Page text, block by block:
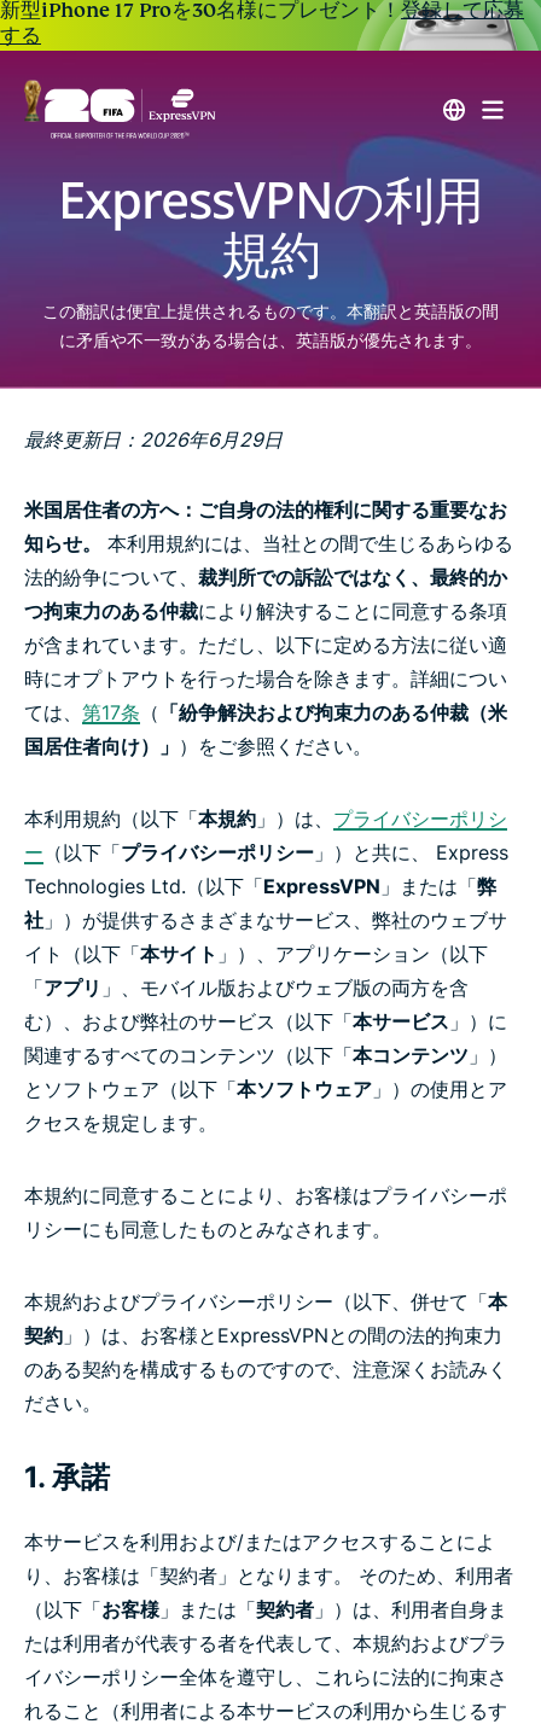
新型iPhone 17 Proを30名様にプレゼント！登録して応募
する
ExpressVPNの利用
規約
この翻訳は便宜上提供されるものです。本翻訳と英語版の間
に矛盾や不一致がある場合は、英語版が優先されます。
最終更新日：2026年6月29日
米国居住者の方へ：ご自身の法的権利に関する重要なお
知らせ。
本利用規約には、当社との間で生じるあらゆる
法的紛争について、 裁判所での訴訟ではなく、最終的か
つ拘束力のある仲裁により解決することに同意する条項
が含まれています。ただし、以下に定める方法に従い適
時にオプトアウトを行った場合を除きます。詳細につい
ては、 第17条 （ 「紛争解決および拘束力のある仲裁（米
国居住者向け）」 ）をご参照ください。
本利用規約（以下「本規約 」）は、 プライバシーポリシ
ー （以下「プライバシーポリシー 」）と共に、 Express
Technologies Ltd.（以下「ExpressVPN 」または「弊
社 」）が提供するさまざまなサービス、弊社のウェブサ
イト（以下「本サイト 」）、アプリケーション（以下
「アプリ 」、モバイル版およびウェブ版の両方を含
む）、および弊社のサービス（以下「本サービス 」）に
関連するすべてのコンテンツ（以下「本コンテンツ 」）
とソフトウェア（以下「本ソフトウェア 」）の使用とア
クセスを規定します。
本規約に同意することにより、お客様はプライバシーポ
リシーにも同意したものとみなされます。
本規約およびプライバシーポリシー（以下、併せて「本
契約 」）は、お客様とExpressVPNとの間の法的拘束力
のある契約を構成するものですので、注意深くお読みく
ださい。
1. 承諾
本サービスを利用および/またはアクセスすることによ
り、お客様は「契約者」となります。 そのため、利用者
（以下「お客様」または「契約者 」）は、利用者自身ま
たは利用者が代表する者を代表して、本規約およびプラ
イバシーポリシー全体を遵守し、これらに法的に拘束さ
れること（利用者による本サービスの利用から生じるす